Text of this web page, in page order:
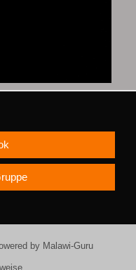
by Malawi-Guru